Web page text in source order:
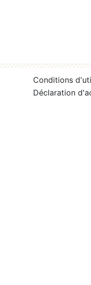
Conditions
Déclaration